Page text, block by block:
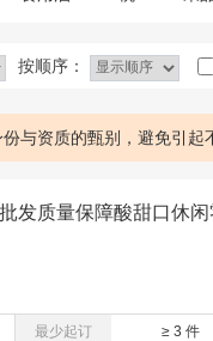
按顺序：
与资质的甄别，避免引起
发质量保障酸甜口休闲
最少起订 ≥ 3 件